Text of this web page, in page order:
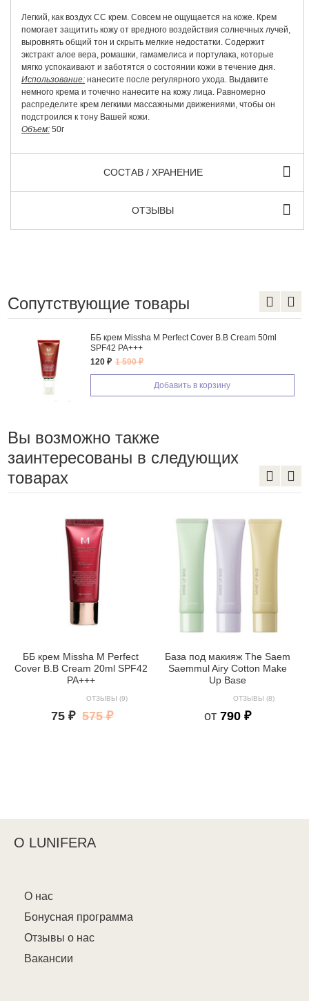
Легкий, как воздух СС крем. Совсем не ощущается на коже. Крем
помогает защитить кожу от вредного воздействия солнечных лучей,
выровнять общий тон и скрыть мелкие недостатки. Содержит
экстракт алое вера, ромашки, гамамелиса и портулака, которые
мягко успокаивают и заботятся о состоянии кожи в течение дня.
Использование: нанесите после регулярного ухода. Выдавите
немного крема и точечно нанесите на кожу лица. Равномерно
распределите крем легкими массажными движениями, чтобы он
подстроился к тону Вашей кожи.
Объем: 50г
СОСТАВ / ХРАНЕНИЕ
ОТЗЫВЫ
Сопутствующие товары
ББ крем Missha M Perfect Cover B.B Cream 50ml
SPF42 PA+++
120 ₽ 1 590 ₽
Добавить в корзину
Вы возможно также
заинтересованы в следующих
товарах
ББ крем Missha M Perfect
Cover B.B Cream 20ml SPF42
PA+++
ОТЗЫВЫ (9)
75 ₽ 575 ₽
База под макияж The Saem
Saemmul Airy Cotton Make
Up Base
ОТЗЫВЫ (8)
от790 ₽
О LUNIFERA
О нас
Бонусная программа
Отзывы о нас
Вакансии